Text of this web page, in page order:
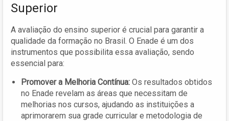
Superior
A avaliação do ensino superior é crucial para garantir a
qualidade da formação no Brasil. O Enade é um dos
instrumentos que possibilita essa avaliação, sendo
essencial para:
Promover a Melhoria Contínua: Os resultados obtidos
no Enade revelam as áreas que necessitam de
melhorias nos cursos, ajudando as instituições a
aprimorarem sua grade curricular e metodologia de